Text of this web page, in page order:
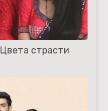
Цвета страсти